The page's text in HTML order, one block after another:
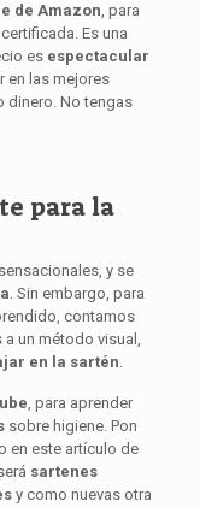
de Amazon, para
Es una
es espectacular
en las mejores
dinero. No tengas
para la
y se
. Sin embargo, para
contamos
un método visual,
en la sartén.
, para aprender
sobre higiene. Pon
en este artículo de
sartenes
y como nuevas otra